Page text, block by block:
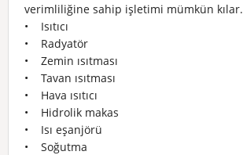
verimliliğine sahip işletimi mümkün kılar.
• Isıtıcı
• Radyatör
• Zemin ısıtması
• Tavan ısıtması
• Hava ısıtıcı
• Hidrolik makas
• Isı eşanjörü
• Soğutma